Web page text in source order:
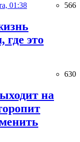
01:38 566
где это
630
на